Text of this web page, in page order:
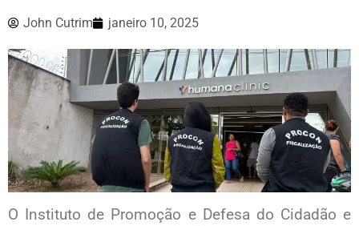
John Cutrim janeiro 10, 2025
O Instituto de Promoção e Defesa do Cidadão e